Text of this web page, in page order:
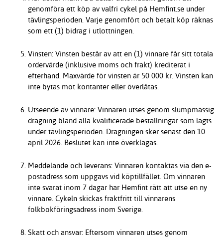
genomföra ett köp av valfri cykel på Hemfint.se under
tävlingsperioden. Varje genomfört och betalt köp räknas
som ett (1) bidrag i utlottningen.
Vinsten: Vinsten består av att en (1) vinnare får sitt totala
ordervärde (inklusive moms och frakt) krediterat i
efterhand. Maxvärde för vinsten är 50 000 kr. Vinsten kan
inte bytas mot kontanter eller överlåtas.
Utseende av vinnare: Vinnaren utses genom slumpmässig
dragning bland alla kvalificerade beställningar som lagts
under tävlingsperioden. Dragningen sker senast den 10
april 2026. Beslutet kan inte överklagas.
Meddelande och leverans: Vinnaren kontaktas via den e-
postadress som uppgavs vid köptillfället. Om vinnaren
inte svarat inom 7 dagar har Hemfint rätt att utse en ny
vinnare. Cykeln skickas fraktfritt till vinnarens
folkbokföringsadress inom Sverige.
Skatt och ansvar: Eftersom vinnaren utses genom